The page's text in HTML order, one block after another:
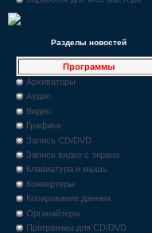
Разделы новостей
Программы
Архиваторы
Аудио
Видео
Графика
Запись CD/DVD
Запись видео с экрана
Клавиатура и мышь
Конвертеры
Копирование данных
Органайзеры
Программы для CD/DVD